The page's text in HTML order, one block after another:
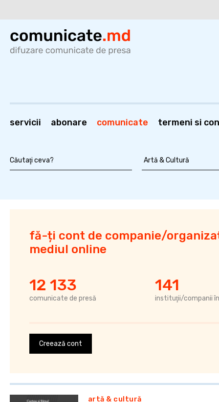
servicii abonare comunicate termeni si
fă-ți cont de companie/
mediul online
12 133
comunicate de presă
141
instituţii/companii
Creează cont
artă & cultură